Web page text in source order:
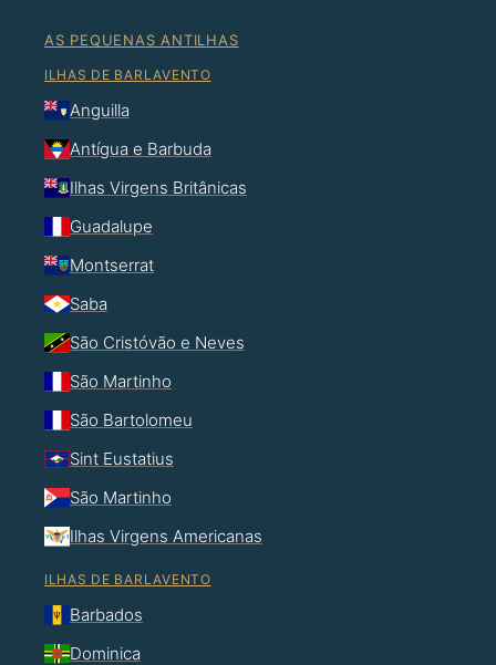
AS PEQUENAS ANTILHAS
ILHAS DE BARLAVENTO
Anguilla
Antígua e Barbuda
Ilhas Virgens Britânicas
Guadalupe
Montserrat
Saba
São Cristóvão e Neves
São Martinho
São Bartolomeu
Sint Eustatius
São Martinho
Ilhas Virgens Americanas
ILHAS DE BARLAVENTO
Barbados
Dominica